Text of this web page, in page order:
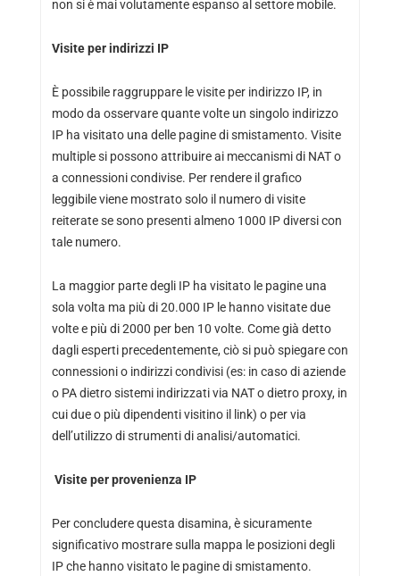
non si è mai volutamente espanso al settore mobile.
Visite per indirizzi IP
È possibile raggruppare le visite per indirizzo IP, in
modo da osservare quante volte un singolo indirizzo
IP ha visitato una delle pagine di smistamento. Visite
multiple si possono attribuire ai meccanismi di NAT o
a connessioni condivise. Per rendere il grafico
leggibile viene mostrato solo il numero di visite
reiterate se sono presenti almeno 1000 IP diversi con
tale numero.
La maggior parte degli IP ha visitato le pagine una
sola volta ma più di 20.000 IP le hanno visitate due
volte e più di 2000 per ben 10 volte. Come già detto
dagli esperti precedentemente, ciò si può spiegare con
connessioni o indirizzi condivisi (es: in caso di aziende
o PA dietro sistemi indirizzati via NAT o dietro proxy, in
cui due o più dipendenti visitino il link) o per via
dell’utilizzo di strumenti di analisi/automatici.
Visite per provenienza IP
Per concludere questa disamina, è sicuramente
significativo mostrare sulla mappa le posizioni degli
IP che hanno visitato le pagine di smistamento.